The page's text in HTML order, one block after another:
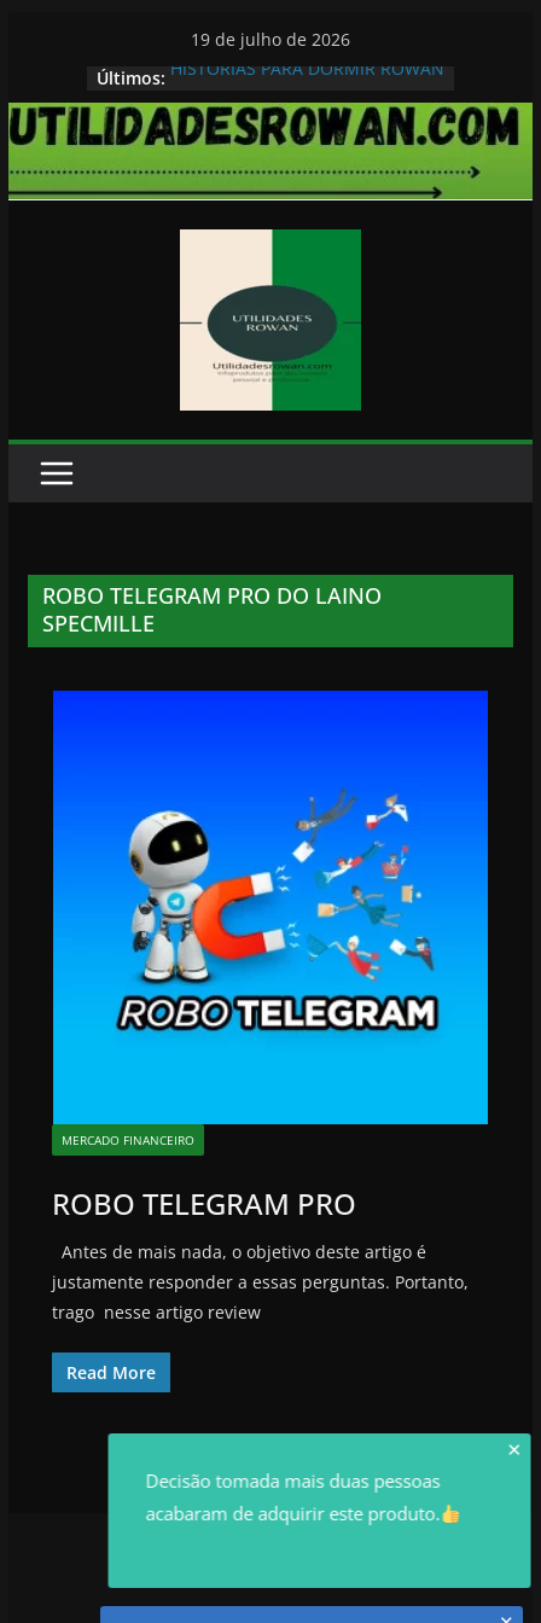
conteúdo
19 de julho de 2026
Últimos: HISTORIAS PARA DORMIR ROWAN
ROBO TELEGRAM PRO DO LAINO
SPECMILLE
MERCADO FINANCEIRO
ROBO TELEGRAM PRO
Antes de mais nada, o objetivo deste artigo é
justamente responder a essas perguntas. Portanto,
trago nesse artigo review
Read More
✕
Decisão tomada mais duas pessoas
acabaram de adquirir este produto.